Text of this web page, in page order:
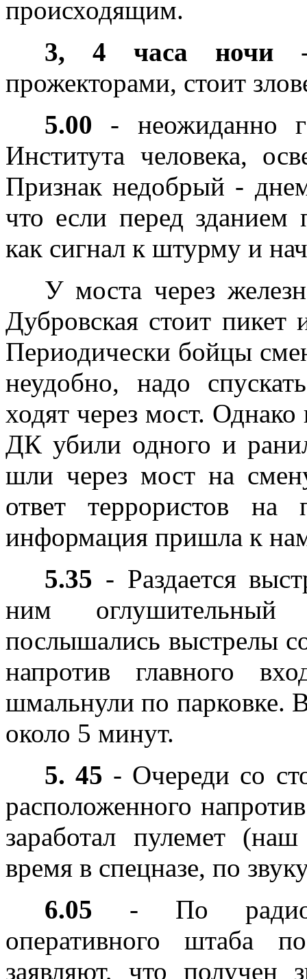
происходящим.
3, 4 часа ночи -
прожекторами, стоит
5.00 - неожиданно
Института человека,
Признак недобрый -
что если перед зданием
как сигнал к штурму и
У моста через
Дубровская стоит пикет
Периодически бойцы
неудобно, надо
ходят через мост.
ДК убили одного и
шли через мост на
ответ террористов на
информация пришла к
5.35 - Раздается
ним
послышались выстрелы
напротив главного
шмальнули по парковке.
около 5 минут.
5. 45 - Очереди со
расположенного
заработал пулемет
время в спецназе, по
6.05 - По радио
оперативного штаба
заявляют, что получен